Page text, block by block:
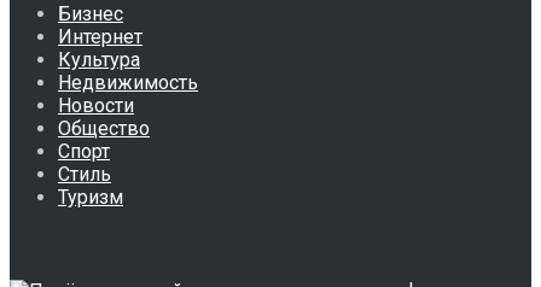
Бизнес
Интернет
Культура
Недвижимость
Новости
Общество
Спорт
Стиль
Туризм